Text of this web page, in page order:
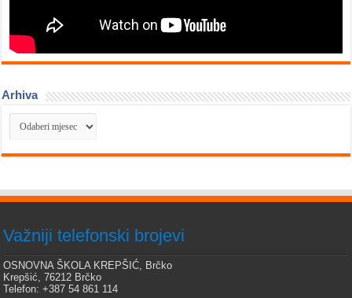
Arhiva
Arhiva
Važniji telefonski brojevi
OSNOVNA ŠKOLA KREPŠIĆ, Brčko
Krepšić, 76212 Brčko
Telefon: +387 54 861 114